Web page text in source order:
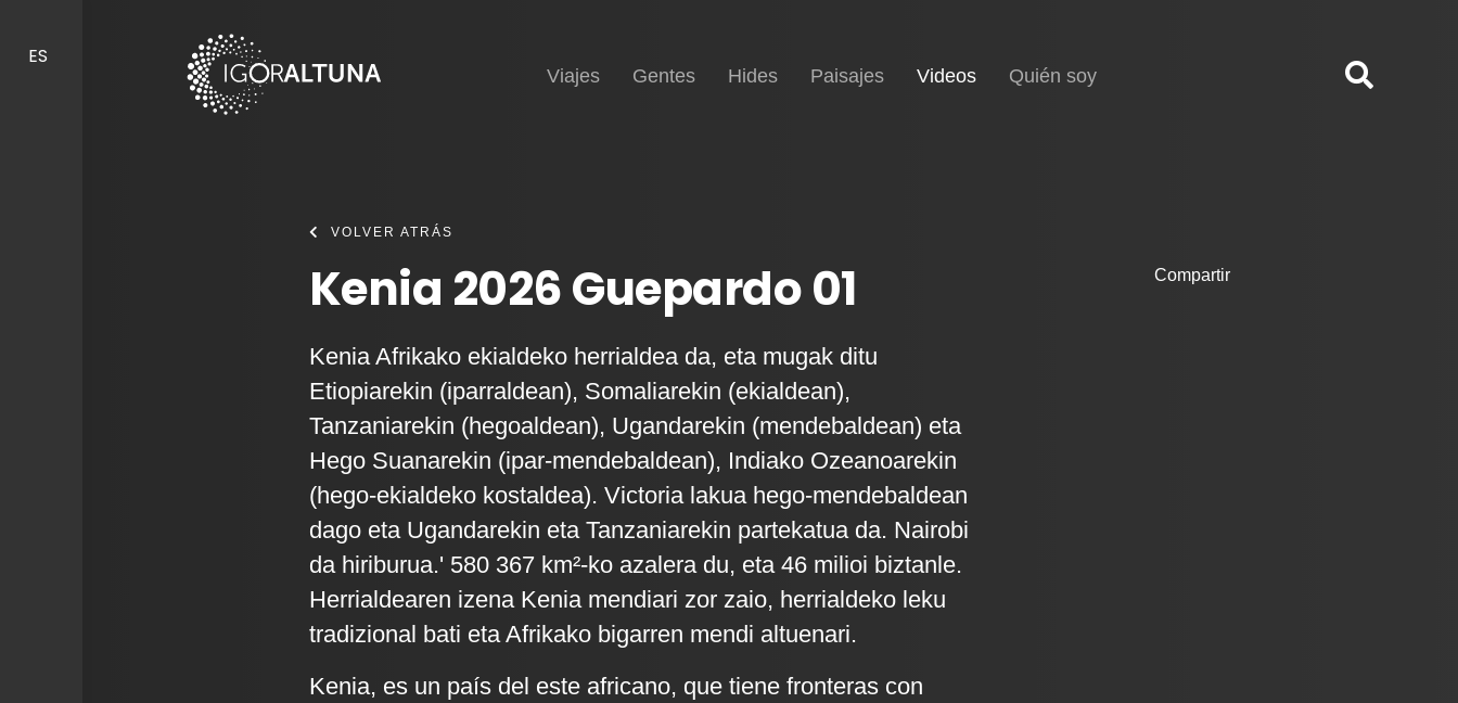
ES
Inicio
Viajes Gentes Hides Paisajes Videos(current)Quién soy
VOLVER ATRÁS
Kenia 2026 Guepardo 01
Kenia Afrikako ekialdeko herrialdea da, eta mugak ditu
Etiopiarekin (iparraldean), Somaliarekin (ekialdean),
Tanzaniarekin (hegoaldean), Ugandarekin (mendebaldean) eta
Hego Suanarekin (ipar-mendebaldean), Indiako Ozeanoarekin
(hego-ekialdeko kostaldea). Victoria lakua hego-mendebaldean
dago eta Ugandarekin eta Tanzaniarekin partekatua da. Nairobi
da hiriburua.' 580 367 km²-ko azalera du, eta 46 milioi biztanle.
Herrialdearen izena Kenia mendiari zor zaio, herrialdeko leku
tradizional bati eta Afrikako bigarren mendi altuenari.
Kenia, es un país del este africano, que tiene fronteras con
Compartir